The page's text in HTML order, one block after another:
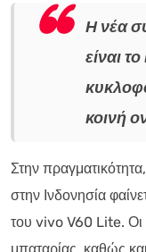
Η νέα
είναι
κοινή
Στην
στην Ινδονησία
του vivo V60 Lite. Οι
μπαταρίας, καθώς